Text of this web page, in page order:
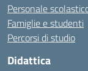
Personale
Famiglie e studenti
Percorsi di studio
Didattica